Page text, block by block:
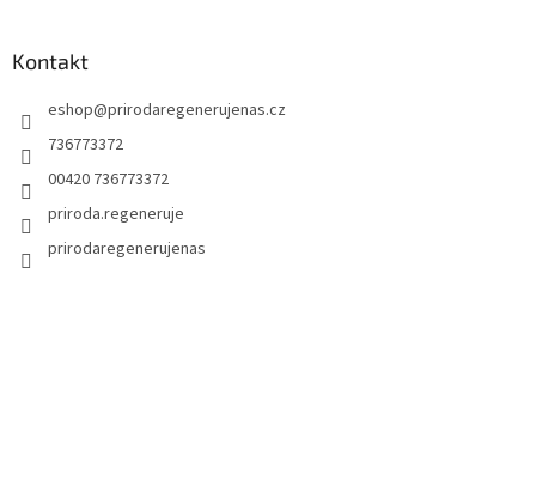
Kontakt
eshop@prirodaregenerujenas.cz
736773372
00420 736773372
priroda.regeneruje
prirodaregenerujenas